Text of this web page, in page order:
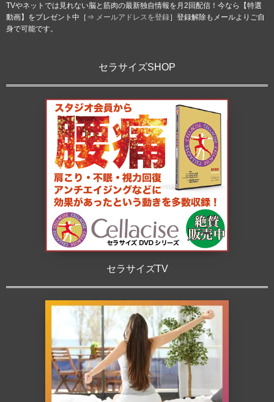
TVやネットでは見れない脳と筋肉の最新独自情報を月2回配信！今なら【特選
動画】をプレゼント中［⇒ メールアドレスを登録］登録解除もメールよりご自
身で可能です。
セラサイズSHOP
セラサイズTV